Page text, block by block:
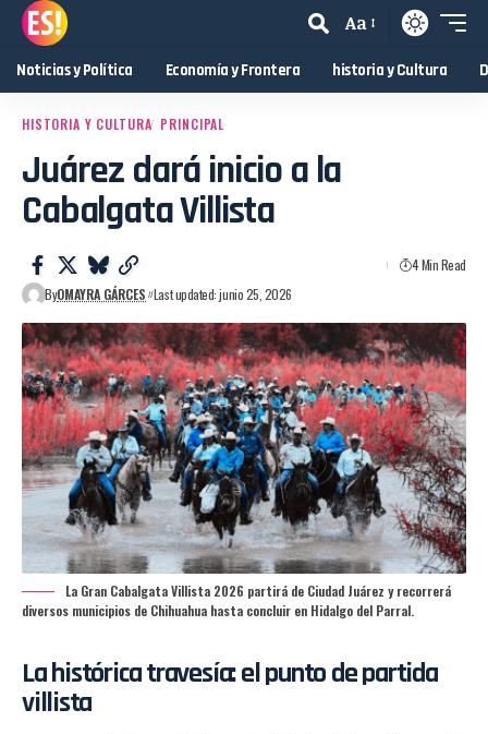
Aa
Noticias y Política Economía y Frontera historia y Cultura
HISTORIA Y CULTURA PRINCIPAL
Juárez dará inicio a la
Cabalgata Villista
ByOMAYRA GÁRCES Last updated: junio 25, 2026
4 Min Read
La Gran Cabalgata Villista 2026 partirá de Ciudad Juárez y recorrerá
diversos municipios de Chihuahua hasta concluir en Hidalgo del Parral.
La histórica travesía: elpunto de partida
villista